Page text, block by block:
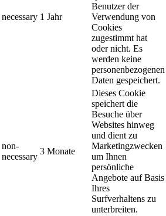
necessary 1 Jahr
Benutzer der
Verwendung von
Cookies
zugestimmt hat
oder nicht. Es
werden keine
personenbezogenen
Daten gespeichert.
non-
necessary
3 Monate
Dieses Cookie
speichert die
Besuche über
Websites hinweg
und dient zu
Marketingzwecken
um Ihnen
persönliche
Angebote auf Basis
Ihres
Surfverhaltens zu
unterbreiten.